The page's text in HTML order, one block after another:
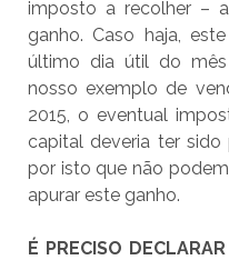
imposto a recolher –
ganho. Caso haja,
último dia útil do
nosso exemplo de
2015, o eventual
capital deveria ter
por isto que não
apurar este ganho.
É PRECISO